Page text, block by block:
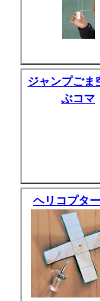
ジャンプごま
ぶコマ
ヘリコプタ